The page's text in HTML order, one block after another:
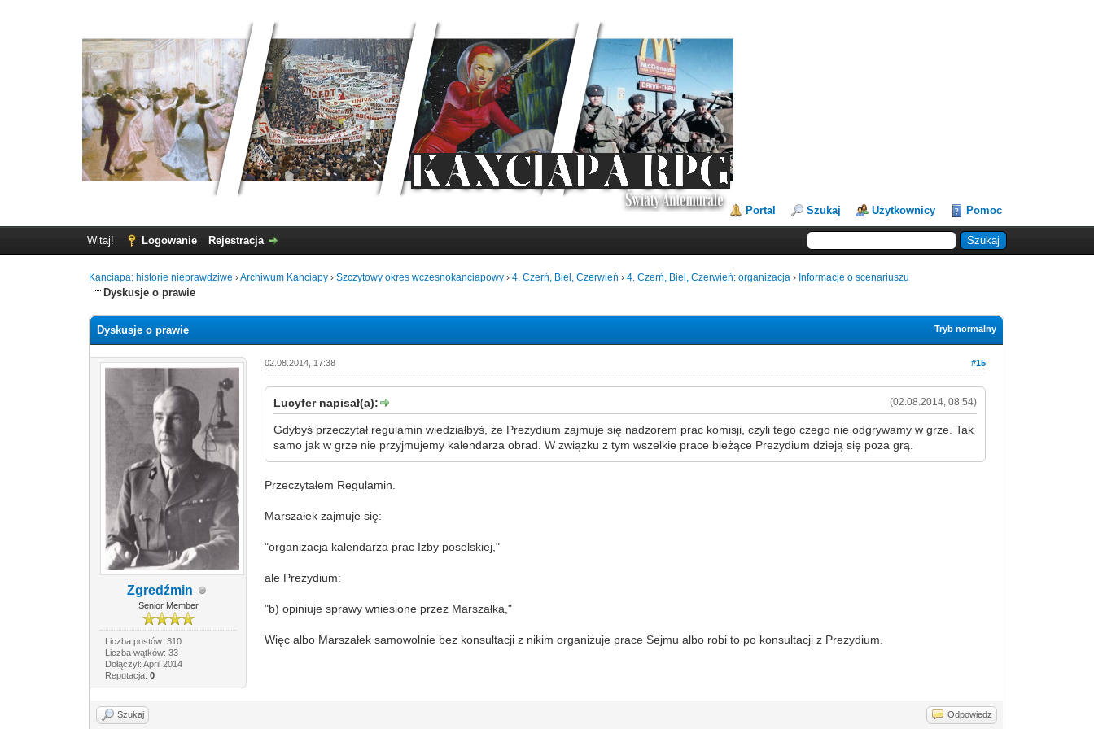
Portal Szukaj Użytkownicy Pomoc
Witaj! Logowanie Rejestracja
Kanciapa: historie nieprawdziwe ›Archiwum Kanciapy ›Szczytowy okres wczesnokanciapowy ›4. Czerń, Biel, Czerwień ›4. Czerń, Biel, Czerwień: organizacja › Informacje o scenariuszu
Dyskusje o prawie
Tryb normalny
Dyskusje o prawie
Zgredźmin
Senior Member
Liczba postów: 310
Liczba wątków: 33
Dołączył: April 2014
Reputacja: 0
#15
02.08.2014, 17:38
(02.08.2014, 08:54)
Lucyfer napisał(a):
Gdybyś przeczytał regulamin wiedziałbyś, że Prezydium zajmuje się nadzorem prac komisji, czyli tego czego nie odgrywamy w grze. Tak
samo jak w grze nie przyjmujemy kalendarza obrad. W związku z tym wszelkie prace bieżące Prezydium dzieją się poza grą.
Przeczytałem Regulamin.
Marszałek zajmuje się:
"organizacja kalendarza prac Izby poselskiej,"
ale Prezydium:
"b) opiniuje sprawy wniesione przez Marszałka,"
Więc albo Marszałek samowolnie bez konsultacji z nikim organizuje prace Sejmu albo robi to po konsultacji z Prezydium.
Szukaj Odpowiedz